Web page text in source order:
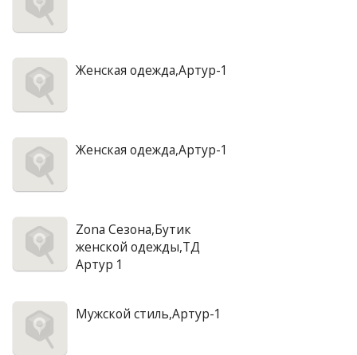
Женская одежда,Артур-1
Женская одежда,Артур-1
Zona Сезона,Бутик
женской одежды,ТД
Артур 1
Мужской стиль,Артур-1